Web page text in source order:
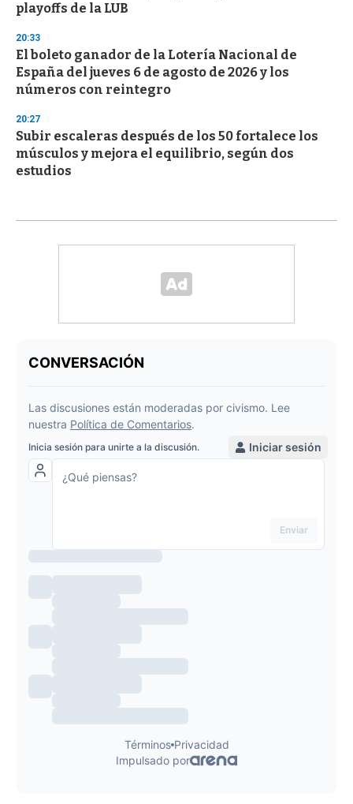
playoffs de la LUB
20:33
El boleto ganador de la Lotería Nacional de
España del jueves 6 de agosto de 2026 y los
números con reintegro
20:27
Subir escaleras después de los 50 fortalece los
músculos y mejora el equilibrio, según dos
estudios